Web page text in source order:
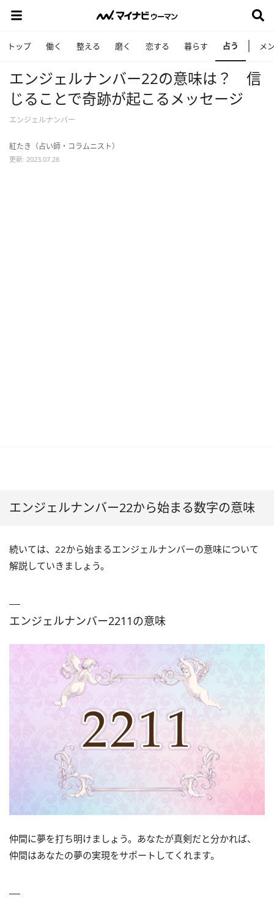
トップ 働く 整える 磨く 恋する 暮らす 占う メ
エンジェルナンバー22の意味は？ 信
じることで奇跡が起こるメッセージ
エンジェルナンバー
紅たき（占い師・コラムニスト）
更新: 2023.07.28
エンジェルナンバー22から始まる数字の意味
続いては、22から始まるエンジェルナンバーの意味について
解説していきましょう。
エンジェルナンバー2211の意味
仲間に夢を打ち明けましょう。あなたが真剣だと分かれば、
仲間はあなたの夢の実現をサポートしてくれます。